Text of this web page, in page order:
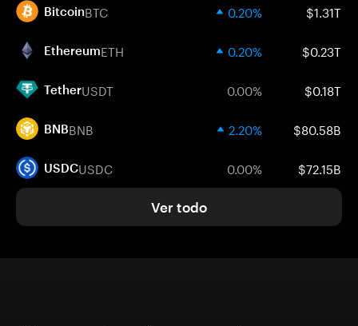
BitcoinBTC 0.20% $1.31T
EthereumETH 0.20% $0.23T
TetherUSDT 0.00% $0.18T
BNBBNB 2.20% $80.58B
USDCUSDC 0.00% $72.15B
Ver todo